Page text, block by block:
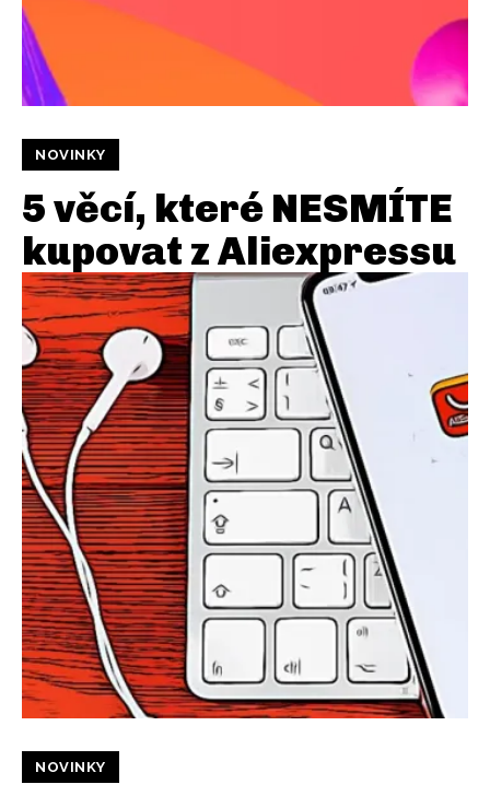
NOVINKY
5 věcí, které NESMÍTE
kupovat z Aliexpressu
NOVINKY